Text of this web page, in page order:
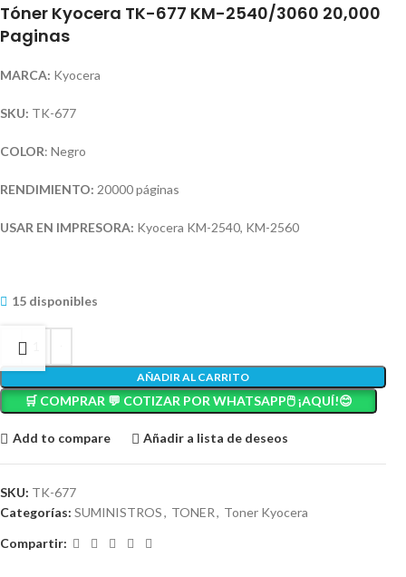
Tóner Kyocera TK-677 KM-2540/3060 20,000
Paginas
MARCA: Kyocera
SKU: TK-677
COLOR: Negro
RENDIMIENTO: 20000 páginas
USAR EN IMPRESORA: Kyocera KM-2540, KM-2560
15 disponibles
AÑADIR AL CARRITO
🛒 COMPRAR 💬 COTIZAR POR WHATSAPP🖱️ ¡AQUÍ!😊
Add to compare Añadir a lista de deseos
SKU: TK-677
Categorías: SUMINISTROS, TONER, Toner Kyocera
Compartir: